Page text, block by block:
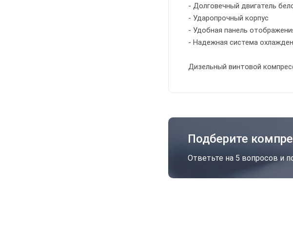
- Долговечный двигатель
- Ударопрочный корпус
- Удобная панель
- Надежная система
Дизельный винтовой
Подберите
Ответьте на 5 вопросов и